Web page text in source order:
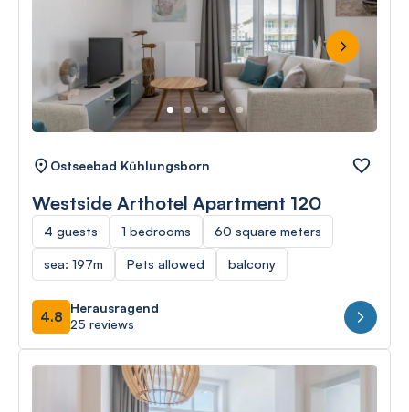
Next
Ostseebad Kühlungsborn
Westside Arthotel Apartment 120
4 guests 1 bedrooms 60 square meters
sea: 197m Pets allowed balcony
4.8
Herausragend
25 reviews